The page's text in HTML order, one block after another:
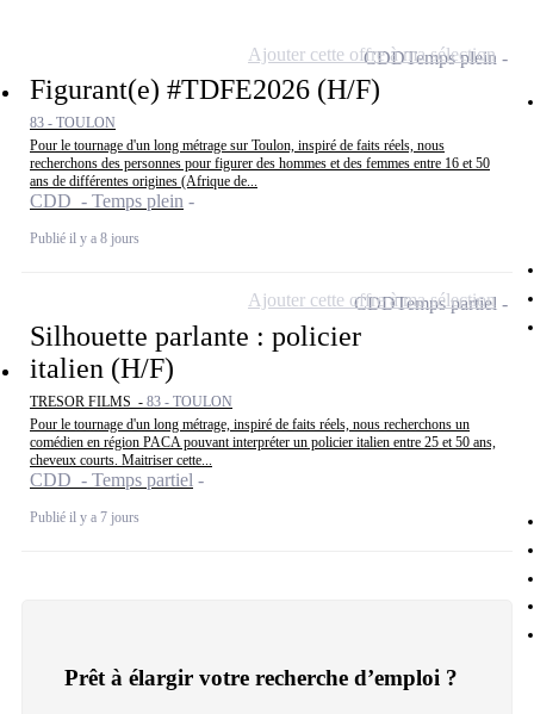
Figurant(e) #TDFE2026 (H/F)
83 - TOULON
Pour le tournage d'un long métrage sur Toulon, inspiré de faits réels, nous
recherchons des personnes pour figurer des hommes et des femmes entre 16 et 50
ans de différentes origines (Afrique de...
CDD - Temps plein
Publié il y a 8 jours
CDDTemps plein
Ajouter cette offre à ma sélection
Silhouette parlante : policier
italien (H/F)
TRESOR FILMS - 83 - TOULON
Pour le tournage d'un long métrage, inspiré de faits réels, nous recherchons un
comédien en région PACA pouvant interpréter un policier italien entre 25 et 50 ans,
cheveux courts. Maitriser cette...
CDD - Temps partiel
Publié il y a 7 jours
CDDTemps partiel
Ajouter cette offre à ma sélection
Prêt à élargir votre recherche d’emploi ?